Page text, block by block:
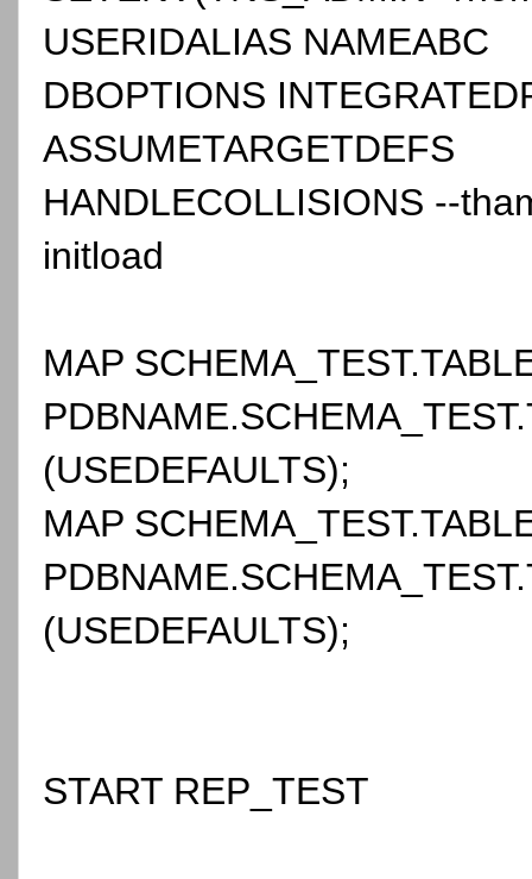
USERIDALIAS NAMEABC
DBOPTIONS
ASSUMETARGETDEFS
HANDLECOLLISIONS --
initload
MAP
(USEDEFAULTS);
MAP
(USEDEFAULTS);
START REP_TEST